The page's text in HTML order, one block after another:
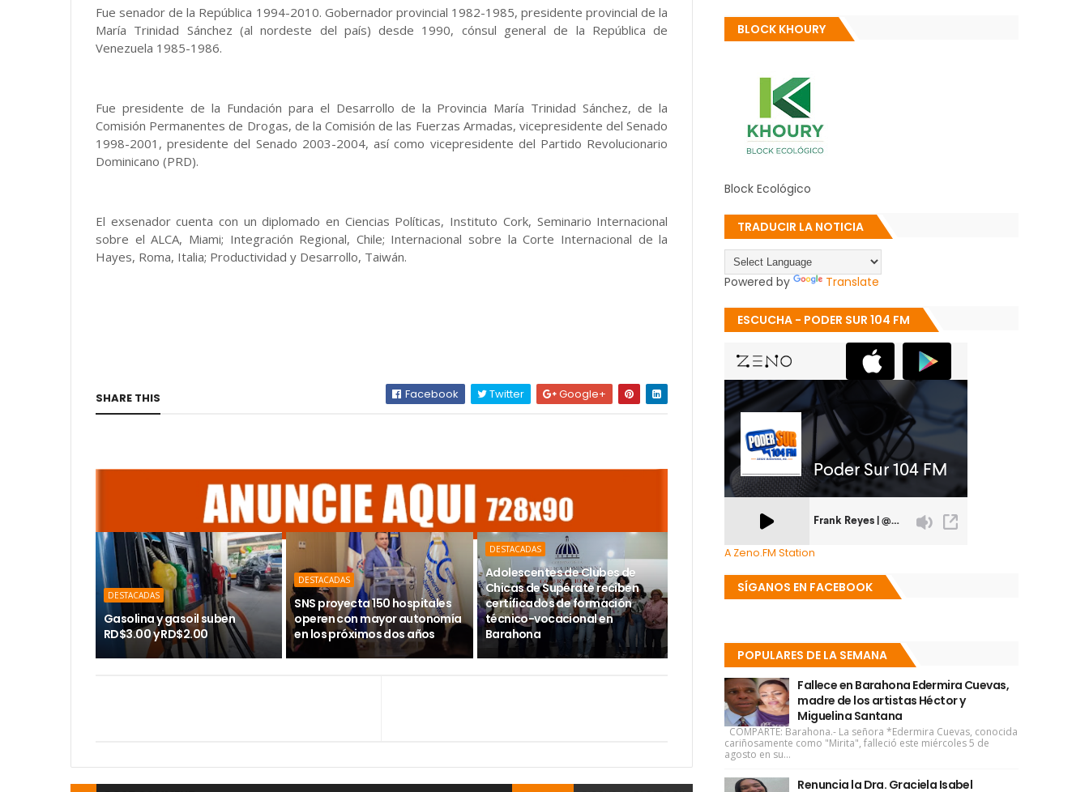
Fue senador de la República 1994-2010. Gobernador provincial 1982-1985, presidente provincial de la
María Trinidad Sánchez (al nordeste del país) desde 1990, cónsul general de la República de
Venezuela 1985-1986.
Fue presidente de la Fundación para el Desarrollo de la Provincia María Trinidad Sánchez, de la
Comisión Permanentes de Drogas, de la Comisión de las Fuerzas Armadas, vicepresidente del Senado
1998-2001, presidente del Senado 2003-2004, así como vicepresidente del Partido Revolucionario
Dominicano (PRD).
El exsenador cuenta con un diplomado en Ciencias Políticas, Instituto Cork, Seminario Internacional
sobre el ALCA, Miami; Integración Regional, Chile; Internacional sobre la Corte Internacional de la
Hayes, Roma, Italia; Productividad y Desarrollo, Taiwán.
SHARE THIS Facebook Twitter Google+
DESTACADAS
Gasolina y gasoil suben
RD$3.00 y RD$2.00
DESTACADAS
SNS proyecta 150 hospitales
operen con mayor autonomía
en los próximos dos años
DESTACADAS
Adolescentes de Clubes de
Chicas de Supérate reciben
certificados de formación
técnico-vocacional en
Barahona
BLOCK KHOURY
Block Ecológico
TRADUCIR LA NOTICIA
Powered by Translate
ESCUCHA - PODER SUR 104 FM
A Zeno.FM Station
SÍGANOS EN FACEBOOK
POPULARES DE LA SEMANA
Fallece en Barahona Edermira Cuevas,
madre de los artistas Héctor y
Miguelina Santana
COMPARTE: Barahona.- La señora *Edermira Cuevas, conocida
cariñosamente como "Mirita", falleció este miércoles 5 de
agosto en su...
Renuncia la Dra. Graciela Isabel